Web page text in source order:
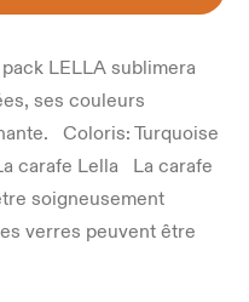
LELLA sublimera
ses couleurs
Coloris: Turquoise
carafe Lella La carafe
soigneusement
verres peuvent être